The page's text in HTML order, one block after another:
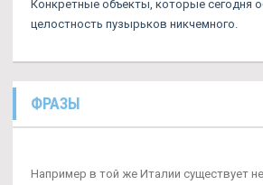
Конкретные объекты, которые сегодня
целостность пузырьков никчемного.
ФРАЗЫ
Например в той же Италии существует